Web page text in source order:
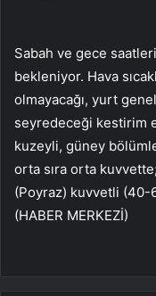
Sabah ve gece
bekleniyor. Hava
olmayacağı, yurt
seyredeceği kestirim
kuzeyli, güney
orta sıra orta
(Poyraz) kuvvetli (40-
(HABER MERKEZİ)